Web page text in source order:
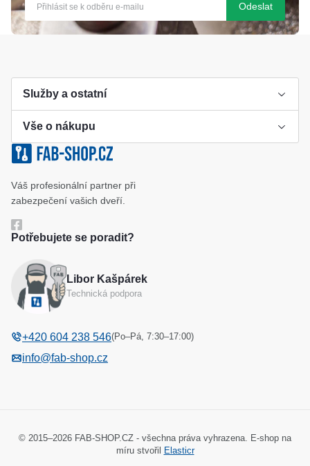
Odeslat
Služby a ostatní
Výroba klíče
Klíčové systémy
Katalog
Vše o nákupu
Cookies a podmínky používání
Ochrana osobních údajů
Odstoupení od kupní smlouvy
Váš profesionální partner při
zabezpečení vašich dveří.
Potřebujete se poradit?
Libor Kašpárek
Technická podpora
+420 604 238 546(Po–Pá, 7:30–17:00)
info@fab-shop.cz
© 2015–2026 FAB-SHOP.CZ - všechna práva vyhrazena. E-shop na
míru stvořil
Elasticr